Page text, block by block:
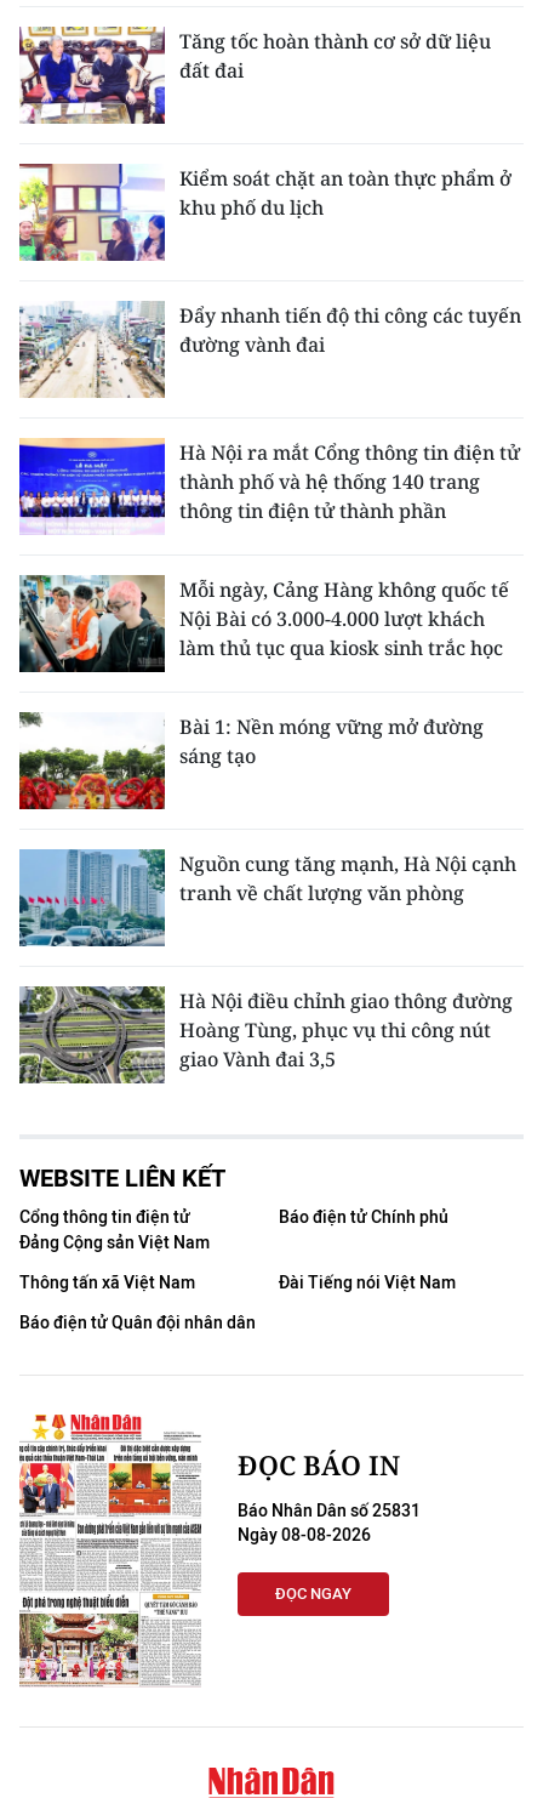
Tăng tốc hoàn thành cơ sở dữ liệu
đất đai
Kiểm soát chặt an toàn thực phẩm ở
khu phố du lịch
Đẩy nhanh tiến độ thi công các tuyến
đường vành đai
Hà Nội ra mắt Cổng thông tin điện tử
thành phố và hệ thống 140 trang
thông tin điện tử thành phần
Mỗi ngày, Cảng Hàng không quốc tế
Nội Bài có 3.000-4.000 lượt khách
làm thủ tục qua kiosk sinh trắc học
Bài 1: Nền móng vững mở đường
sáng tạo
Nguồn cung tăng mạnh, Hà Nội cạnh
tranh về chất lượng văn phòng
Hà Nội điều chỉnh giao thông đường
Hoàng Tùng, phục vụ thi công nút
giao Vành đai 3,5
WEBSITE LIÊN KẾT
Cổng thông tin điện tử
Đảng Cộng sản Việt Nam
Báo điện tử Chính phủ
Thông tấn xã Việt Nam
Đài Tiếng nói Việt Nam
Báo điện tử Quân đội nhân dân
ĐỌC BÁO IN
Báo Nhân Dân số 25831
Ngày 08-08-2026
ĐỌC NGAY